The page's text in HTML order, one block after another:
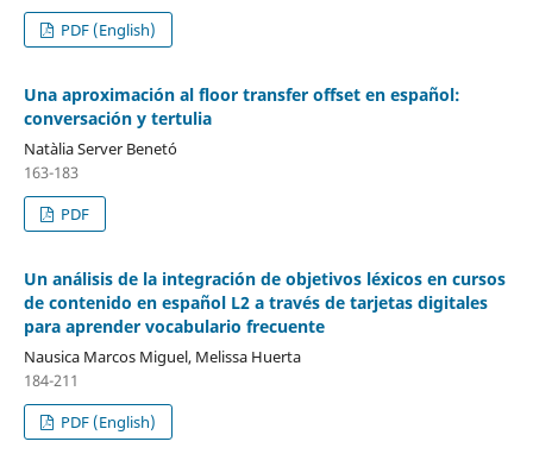
PDF (English)
Una aproximación al floor transfer offset en español:
conversación y tertulia
Natàlia Server Benetó
163-183
PDF
Un análisis de la integración de objetivos léxicos en cursos
de contenido en español L2 a través de tarjetas digitales
para aprender vocabulario frecuente
Nausica Marcos Miguel, Melissa Huerta
184-211
PDF (English)